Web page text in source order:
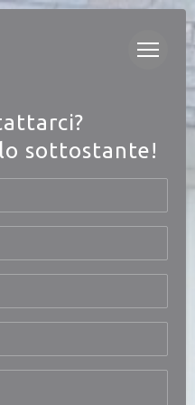
sui cookie
sottostante!